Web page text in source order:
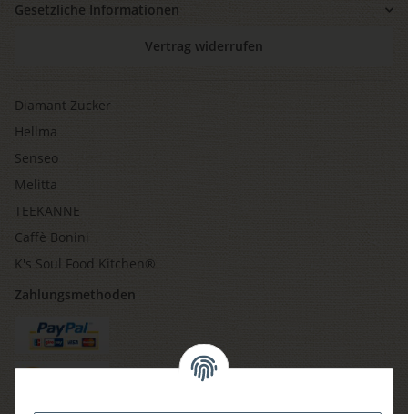
Gesetzliche Informationen
Vertrag widerrufen
Diamant Zucker
Hellma
Senseo
Melitta
TEEKANNE
Caffè Bonini
K's Soul Food Kitchen®
Zahlungsmethoden